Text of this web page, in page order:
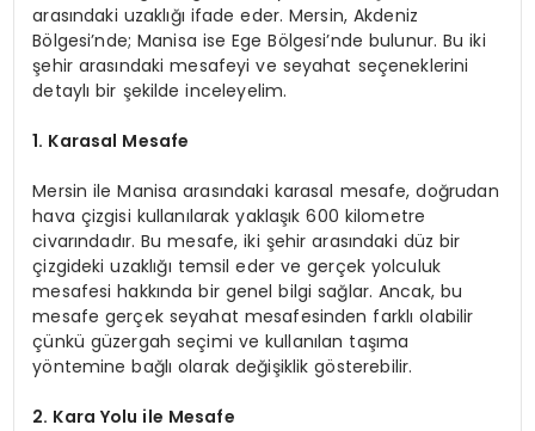
arasındaki uzaklığı ifade eder. Mersin, Akdeniz
Bölgesi’nde; Manisa ise Ege Bölgesi’nde bulunur. Bu iki
şehir arasındaki mesafeyi ve seyahat seçeneklerini
detaylı bir şekilde inceleyelim.
1. Karasal Mesafe
Mersin ile Manisa arasındaki karasal mesafe, doğrudan
hava çizgisi kullanılarak yaklaşık 600 kilometre
civarındadır. Bu mesafe, iki şehir arasındaki düz bir
çizgideki uzaklığı temsil eder ve gerçek yolculuk
mesafesi hakkında bir genel bilgi sağlar. Ancak, bu
mesafe gerçek seyahat mesafesinden farklı olabilir
çünkü güzergah seçimi ve kullanılan taşıma
yöntemine bağlı olarak değişiklik gösterebilir.
2. Kara Yolu ile Mesafe